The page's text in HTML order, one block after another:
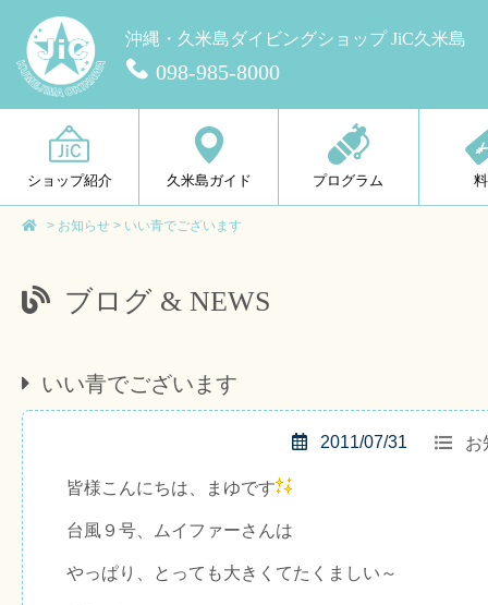
沖縄・久米島ダイビングショップ JiC久米島
098-985-8000
ショップ紹介 久米島ガイド プログラム
> お知らせ > いい青でございます
ブログ & NEWS
いい青でございます
お
2011/07/31
皆様こんにちは、まゆです
台風９号、ムイファーさんは
やっぱり、とっても大きくてたくましい～